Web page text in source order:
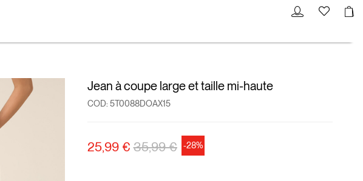
Jean à coupe large et taille mi-haute
COD: 5T0088DOAX15
25,99 €Prix réduit de
35,99 €à -28%